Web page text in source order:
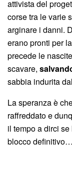
attivista del
corse tra le varie
arginare i danni.
erano pronti per
precede le
scavare,
sabbia indurita
La speranza è
raffreddato e
il tempo a dirci
blocco definitivo…